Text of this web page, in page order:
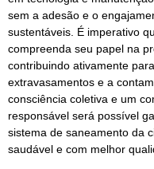
sem a adesão e o
sustentáveis. É imperativo
compreenda seu papel na
contribuindo ativamente
extravasamentos e a
consciência coletiva e um
responsável será possível
sistema de saneamento da
saudável e com melhor